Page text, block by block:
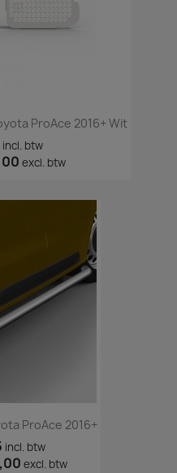
ProAce 2016+ Wit
incl. btw
excl. btw
ProAce 2016+
incl. btw
excl. btw